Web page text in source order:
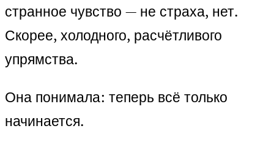
странное чувство — не страха, нет.
Скорее, холодного, расчётливого
упрямства.
Она понимала: теперь всё только
начинается.